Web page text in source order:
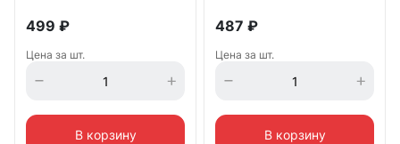
499 ₽
Цена за шт.
В корзину
487 ₽
Цена за шт.
В корзину